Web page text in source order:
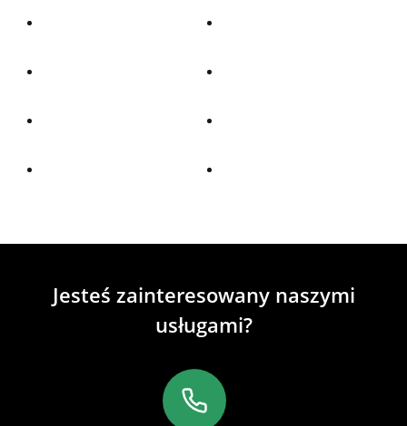
Jesteś zainteresowany naszymi
usługami?